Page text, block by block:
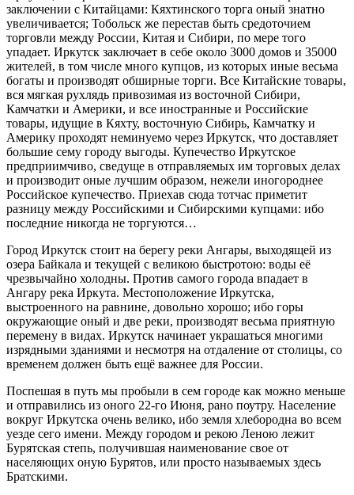
заключении с Китайцами: Кяхтинского торга оный знатно
увеличивается; Тобольск же перестав быть средоточием
торговли между России, Китая и Сибири, по мере того
упадает. Иркутск заключает в себе около 3000 домов и 35000
жителей, в том числе много купцов, из которых иные весьма
богаты и производят обширные торги. Все Китайские товары,
вся мягкая рухлядь привозимая из восточной Сибири,
Камчатки и Америки, и все иностранные и Российские
товары, идущие в Кяхту, восточную Сибирь, Камчатку и
Америку проходят неминуемо через Иркутск, что доставляет
большие сему городу выгоды. Купечество Иркутское
предприимчиво, сведуще в отправляемых им торговых делах
и производит оные лучшим образом, нежели иногороднее
Российское купечество. Приехав сюда тотчас приметит
разницу между Российскими и Сибирскими купцами: ибо
последние никогда не торгуются…
Город Иркутск стоит на берегу реки Ангары, выходящей из
озера Байкала и текущей с великою быстротою: воды её
чрезвычайно холодны. Против самого города впадает в
Ангару река Иркута. Местоположение Иркутска,
выстроенного на равнине, довольно хорошо; ибо горы
окружающие оный и две реки, производят весьма приятную
перемену в видах. Иркутск начинает украшаться многими
изрядными зданиями и несмотря на отдаление от столицы, со
временем должен быть ещё важнее для России.
Поспешая в путь мы пробыли в сем городе как можно меньше
и отправились из оного 22-го Июня, рано поутру. Население
вокруг Иркутска очень велико, ибо земля хлебородна во всем
уезде сего имени. Между городом и рекою Леною лежит
Бурятская степь, получившая наименование свое от
населяющих оную Бурятов, или просто называемых здесь
Братскими.